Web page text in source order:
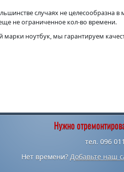
случаях не целесообразна
не ограниченное кол-во времени.
марки ноутбук, мы гарантируем
Нужно
тел. 096
Нет времени? Добавьте наш